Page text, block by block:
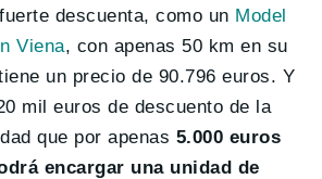
descuenta, como un Model
Viena, con apenas 50 km en su
un precio de 90.796 euros. Y
mil euros de descuento de la
que por apenas 5.000 euros
encargar una unidad de